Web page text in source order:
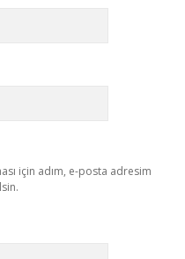
için adım, e-posta adresim